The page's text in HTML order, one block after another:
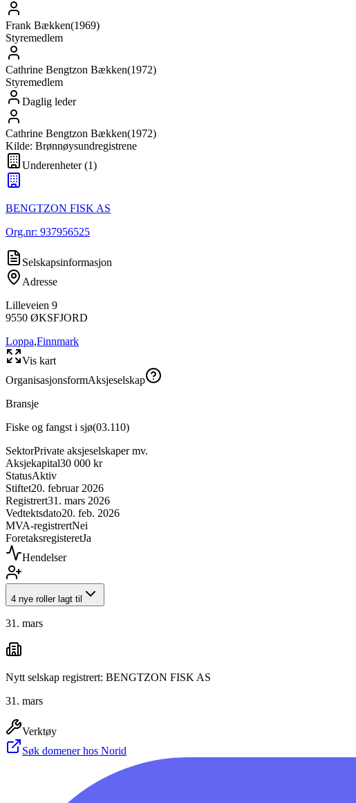
Frank Bækken(1969)
Styremedlem
Cathrine Bengtzon Bækken(1972)
Styremedlem
Daglig leder
Cathrine Bengtzon Bækken(1972)
Kilde: Brønnøysundregistrene
Underenheter(1)
BENGTZON FISK AS
Org.nr: 937956525
Selskapsinformasjon
Adresse
Lilleveien 9
9550 ØKSFJORD
Loppa,Finnmark
Vis kart
OrganisasjonsformAksjeselskap
Bransje
Fiske og fangst i sjø(03.110)
SektorPrivate aksjeselskaper mv.
Aksjekapital30 000 kr
StatusAktiv
Stiftet20. februar 2026
Registrert31. mars 2026
Vedtektsdato20. feb. 2026
MVA-registrertNei
ForetaksregisteretJa
Hendelser
4 nye roller lagt til
31. mars
Nytt selskap registrert: BENGTZON FISK AS
31. mars
Verktøy
Søk domener hos Norid